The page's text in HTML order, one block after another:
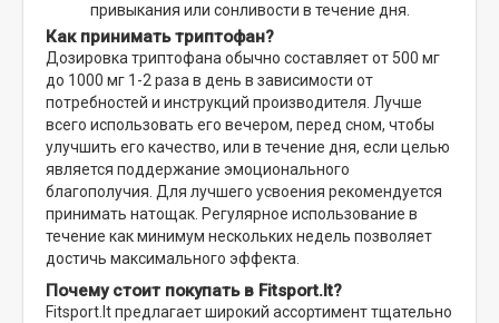
привыкания или сонливости в течение дня.
Как принимать триптофан?
Дозировка триптофана обычно составляет от 500 мг
до 1000 мг 1-2 раза в день в зависимости от
потребностей и инструкций производителя. Лучше
всего использовать его вечером, перед сном, чтобы
улучшить его качество, или в течение дня, если целью
является поддержание эмоционального
благополучия. Для лучшего усвоения рекомендуется
принимать натощак. Регулярное использование в
течение как минимум нескольких недель позволяет
достичь максимального эффекта.
Почему стоит покупать в Fitsport.lt?
Fitsport.lt предлагает широкий ассортимент тщательно